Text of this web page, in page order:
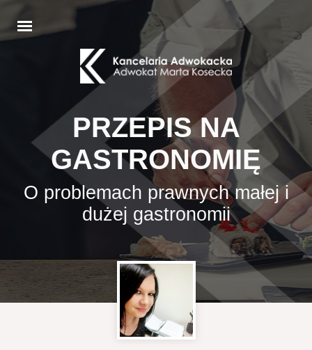
PRZEPIS NA
GASTRONOMIĘ
O problemach prawnych małej i
dużej gastronomii